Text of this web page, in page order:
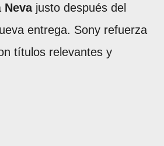
Nevajusto después del
entrega. Sony refuerza
títulos relevantes y